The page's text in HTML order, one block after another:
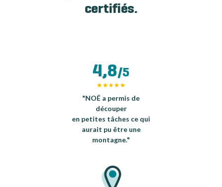
certifiés.
4,8/5
"NOÉ a permis de
découper
en petites tâches ce qui
aurait pu être une
montagne."